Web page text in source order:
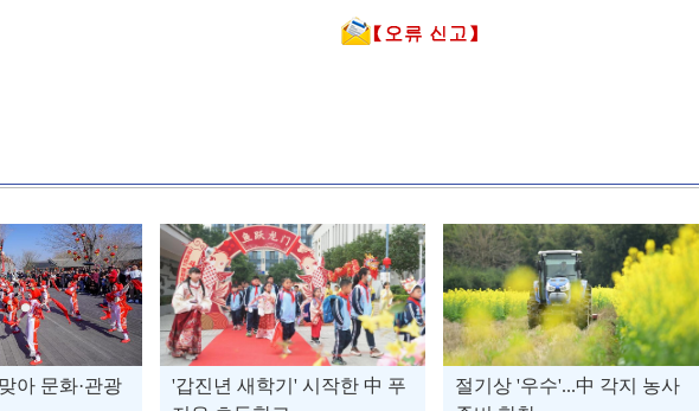
아 문화·관광
'갑진년 새학기' 시작한 中 푸
절기상 '우수'...中 각지 농사